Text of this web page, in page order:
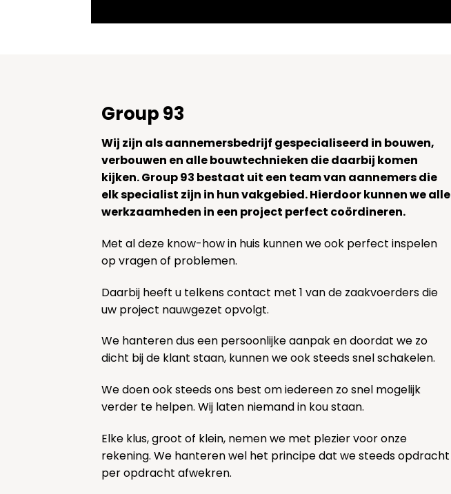
Group 93
Wij zijn als aannemersbedrijf gespecialiseerd in bouwen,
verbouwen en alle bouwtechnieken die daarbij komen
kijken. Group 93 bestaat uit een team van aannemers die
elk specialist zijn in hun vakgebied. Hierdoor kunnen we alle
werkzaamheden in een project perfect coördineren.
Met al deze know-how in huis kunnen we ook perfect inspelen
op vragen of problemen.
Daarbij heeft u telkens contact met 1 van de zaakvoerders die
uw project nauwgezet opvolgt.
We hanteren dus een persoonlijke aanpak en doordat we zo
dicht bij de klant staan, kunnen we ook steeds snel schakelen.
We doen ook steeds ons best om iedereen zo snel mogelijk
verder te helpen. Wij laten niemand in kou staan.
Elke klus, groot of klein, nemen we met plezier voor onze
rekening. We hanteren wel het principe dat we steeds opdracht
per opdracht afwekren.